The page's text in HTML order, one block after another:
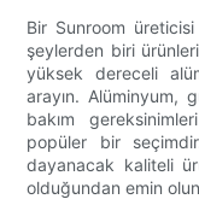
Bir Sunroom
şeylerden biri
yüksek dereceli
arayın. Alüminyum,
bakım
popüler bir
dayanacak kaliteli
olduğundan emin